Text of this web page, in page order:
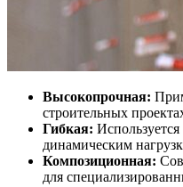
Высокопрочная:
строительных
Гибкая:
динамическим
Композиционная:
для